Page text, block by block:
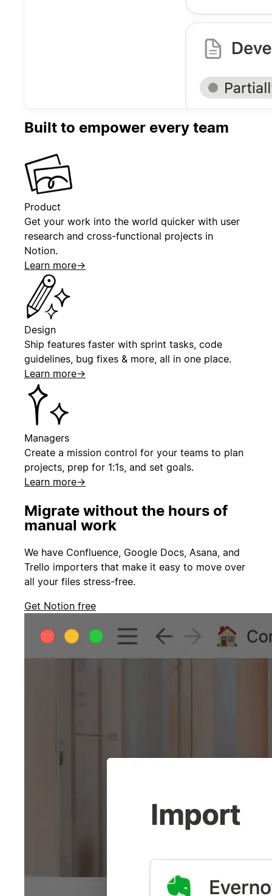
Built to empower every team
Product
Get your work into the world quicker with user
research and cross-functional projects in
Notion.
Learn more→
Design
Ship features faster with sprint tasks, code
guidelines, bug fixes & more, all in one place.
Learn more→
Managers
Create a mission control for your teams to plan
projects, prep for 1:1s, and set goals.
Learn more→
Migrate without the hours of
manual work
We have Confluence, Google Docs, Asana, and
Trello importers that make it easy to move over
all your files stress-free.
Get Notion free